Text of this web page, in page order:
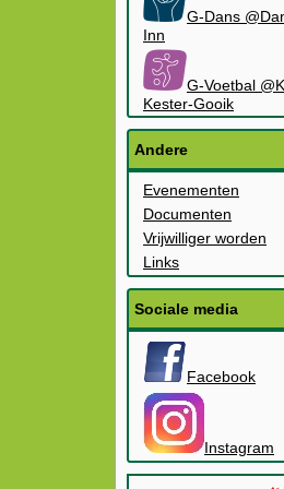
G-Dans
Inn
G-Voetbal
Kester-Gooik
Andere
Evenementen
Documenten
Vrijwilliger worden
Links
Sociale media
Facebook
Instagram